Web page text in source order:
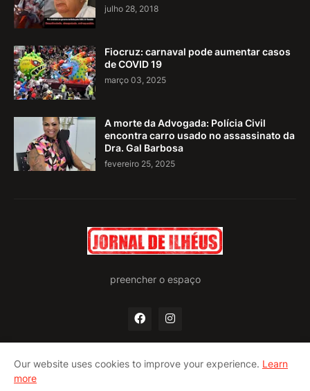
julho 28, 2018
Fiocruz: carnaval pode aumentar casos
de COVID 19
março 03, 2025
A morte da Advogada: Polícia Civil
encontra carro usado no assassinato da
Dra. Gal Barbosa
fevereiro 25, 2025
preencher o espaço
Home
Our website uses cookies to improve your experience. Learn
more